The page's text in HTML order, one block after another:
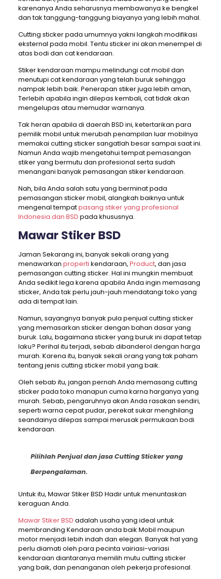
karenanya Anda seharusnya membawanya ke bengkel
dan tak tanggung-tanggung biayanya yang lebih mahal.
Cutting sticker pada umumnya yakni langkah modifikasi
eksternal pada mobil. Tentu sticker ini akan menempel di
atas bodi dan cat kendaraan.
Stiker kendaraan mampu melindungi cat mobil dan
menutupi cat kendaraan yang telah buruk sehingga
nampak lebih baik. Penerapan stiker juga lebih aman,
Terlebih apabila ingin dilepas kembali, cat tidak akan
mengelupas atau memudar warnanya.
Tak heran apabila di daerah BSD ini, ketertarikan para
pemilik mobil untuk merubah penampilan luar mobilnya
memakai cutting sticker sangatlah besar sampai saat ini.
Namun Anda wajib mengetahui tempat pemasangan
stiker yang bermutu dan profesional serta sudah
menangani banyak pemasangan stiker kendaraan.
Nah, bila Anda salah satu yang berminat pada
pemasangan sticker mobil, alangkah baiknya untuk
mengenal tempatpasang stiker yang profesional
Indonesia dan BSD pada khususnya.
Mawar Stiker BSD
Jaman Sekarang ini, banyak sekali orang yang
menawarkan properti kendaraan, Product, dan jasa
pemasangan cutting sticker. Hal ini mungkin membuat
Anda sedikit lega karena apabila Anda ingin memasang
sticker, Anda tak perlu jauh-jauh mendatangi toko yang
ada di tempat lain.
Namun, sayangnya banyak pula penjual cutting sticker
yang memasarkan sticker dengan bahan dasar yang
buruk. Lalu, bagaimana sticker yang buruk ini dapat tetap
laku? Perihal itu terjadi, sebab dibanderol dengan harga
murah. Karena itu, banyak sekali orang yang tak paham
tentang jenis cutting sticker mobil yang baik.
Oleh sebab itu, jangan pernah Anda memasang cutting
sticker pada toko manapun cuma karna harganya yang
murah. Sebab, pengaruhnya akan Anda rasakan sendiri,
seperti warna cepat pudar, perekat sukar menghilang
seandainya dilepas sampai merusak permukaan bodi
kendaraan.
Pilihlah Penjual dan jasa Cutting Sticker yang
Berpengalaman.
Untuk itu, Mawar Stiker BSD Hadir untuk menuntaskan
keraguan Anda.
Mawar Stiker BSD adalah usaha yang ideal untuk
membranding Kendaraan anda baik Mobil maupun
motor menjadi lebih indah dan elegan. Banyak hal yang
perlu diamati oleh para pecinta vairiasi-variasi
kendaraan diantaranya memilih mutu cutting sticker
yang baik, dan penanganan oleh pekerja profesional.